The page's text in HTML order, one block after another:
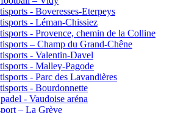
- Boveresses-Eterpeys
- Léman-Chissiez
- Provence, chemin de la Colline
– Champ du Grand-Chêne
- Valentin-Davel
- Malley-Pagode
- Parc des Lavandières
- Bourdonnette
- Vaudoise aréna
– La Grève